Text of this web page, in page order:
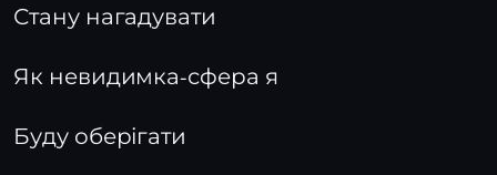
Стану нагадувати
Як невидимка-сфера я
Буду оберігати